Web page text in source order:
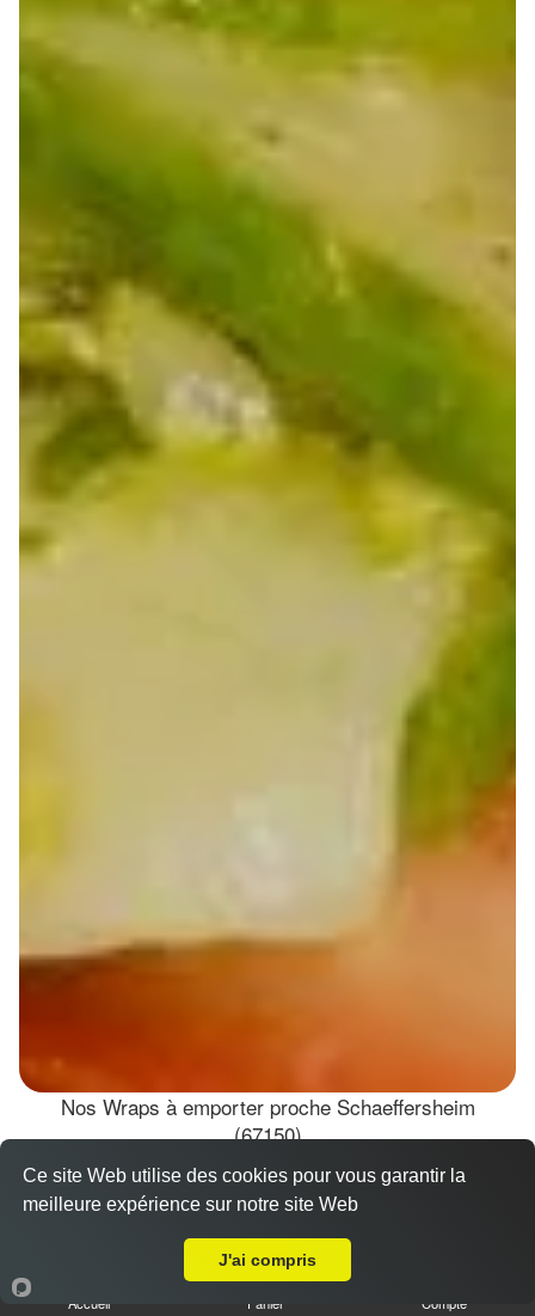
Nos Wraps à emporter proche Schaeffersheim
(67150)
Wraps Chicken
8.50 €
Accueil Panier Compte
Ce site Web utilise des cookies pour vous garantir la
meilleure expérience sur notre site Web
J'ai compris